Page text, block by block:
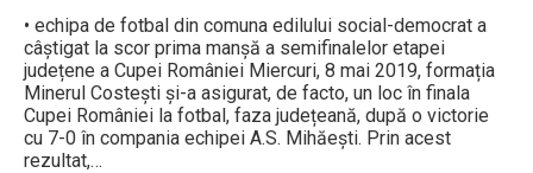
• echipa de fotbal din comuna edilului social-democrat a
câștigat la scor prima manșă a semifinalelor etapei
județene a Cupei României Miercuri, 8 mai 2019, formația
Minerul Costești și-a asigurat, de facto, un loc în finala
Cupei României la fotbal, faza județeană, după o victorie
cu 7-0 în compania echipei A.S. Mihăești. Prin acest
rezultat,…